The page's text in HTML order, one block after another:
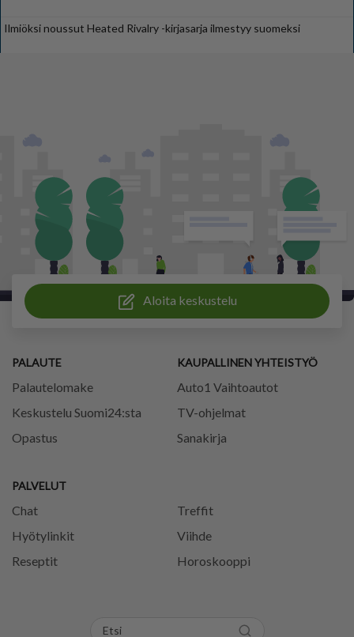
Ilmiöksi noussut Heated Rivalry -kirjasarja ilmestyy suomeksi
Aloita keskustelu
PALAUTE
Palautelomake
Keskustelu Suomi24:sta
Opastus
PALVELUT
Chat
Treffit
Hyötylinkit
Viihde
Reseptit
Horoskooppi
KAUPALLINEN YHTEISTYÖ
Auto1 Vaihtoautot
TV-ohjelmat
Sanakirja